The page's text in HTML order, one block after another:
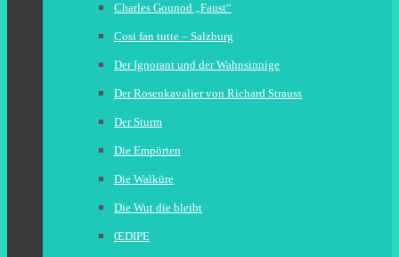
Charles Gounod „Faust“
Cosi fan tutte – Salzburg
Der Ignorant und der Wahnsinnige
Der Rosenkavalier von Richard Strauss
Der Sturm
Die Empörten
Die Walküre
Die Wut die bleibt
ŒDIPE